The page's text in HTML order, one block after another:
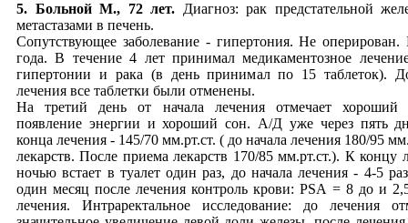
5. Больной М., 72 лет. Диагноз: рак предстательной
метастазами в печень.
Сопутствующее заболевание - гипертония. Не оперирован.
года. В течение 4 лет принимал медикаментозное
гипертонии и рака (в день принимал по 15 таблеток).
лечения все таблетки были отменены.
На третий день от начала лечения отмечает хороший
появление энергии и хороший сон. А/Д уже через пять
конца лечения - 145/70 мм.рт.ст. ( до начала лечения 180/95
лекарств. После приема лекарств 170/85 мм.рт.ст.). К концу
ночью встает в туалет один раз, до начала лечения - 4-5
один месяц после лечения контроль крови: PSA = 8 до и
лечения. Интраректальное исследование: до лечения